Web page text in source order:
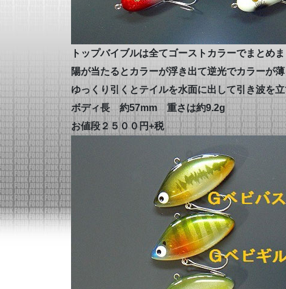
トップバイブルは全てゴーストカラーでまとめま
陽が当たるとカラーが浮き出て逆光でカラーが
ゆっくり引くとテイルを水面に出して引き波を立
ボディ長 約57mm 重さは約9.2g
お値段２５００円+税